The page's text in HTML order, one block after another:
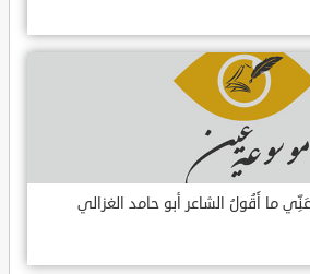
ما أَقُولُ الشاعر أبو حامد الغزالي